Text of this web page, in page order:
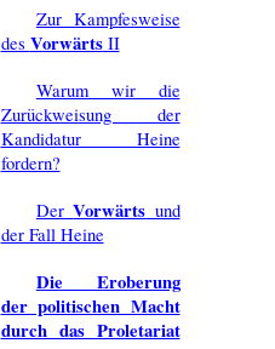
Zur Kampfesweise
des VorwärtsII
Warum wir die
Zurückweisung der
Kandidatur Heine
fordern?
DerVorwärts und
der Fall Heine
Die Eroberung
der politischen Macht
durch das Proletariat